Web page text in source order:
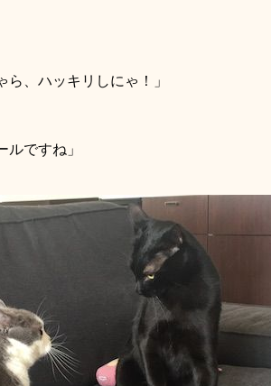
、ハッキリしにゃ！」
ですね」